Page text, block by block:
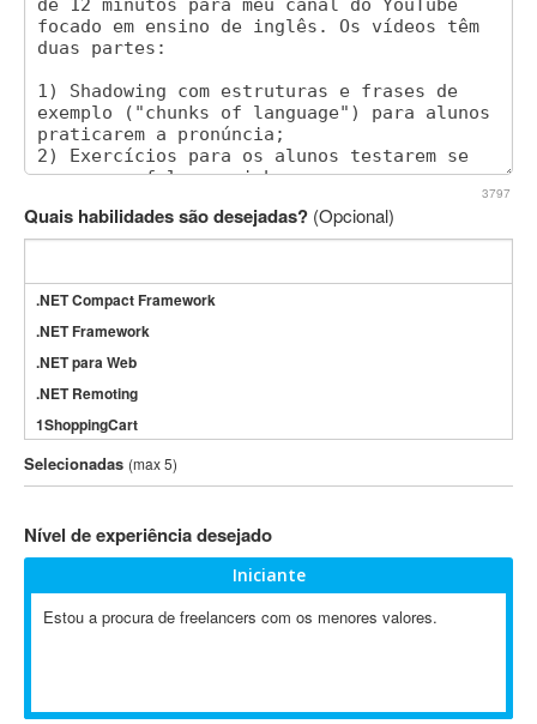
3797
Quais habilidades são desejadas? (Opcional)
.NET Compact Framework
.NET Framework
.NET para Web
.NET Remoting
1ShoppingCart
3DS Max
3GSM
802.11
A-GPS
Selecionadas (max 5)
Nível de experiência desejado
Iniciante
Estou a procura de freelancers com os menores valores.